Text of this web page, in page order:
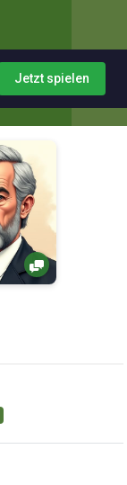
Jetzt spielen